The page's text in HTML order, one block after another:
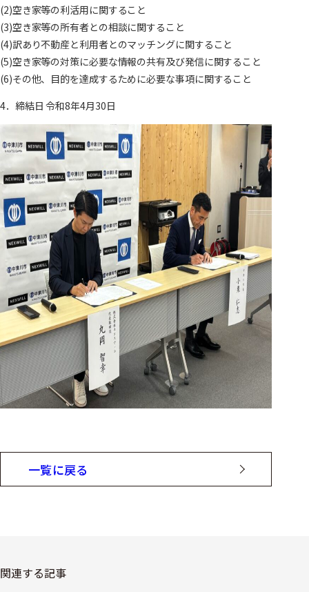
(2)空き家等の利活用に関すること
(3)空き家等の所有者との相談に関すること
(4)訳あり不動産と利用者とのマッチングに関すること
(5)空き家等の対策に必要な情報の共有及び発信に関すること
(6)その他、目的を達成するために必要な事項に関すること
4．締結日 令和8年4月30日
一覧に戻る
関連する記事